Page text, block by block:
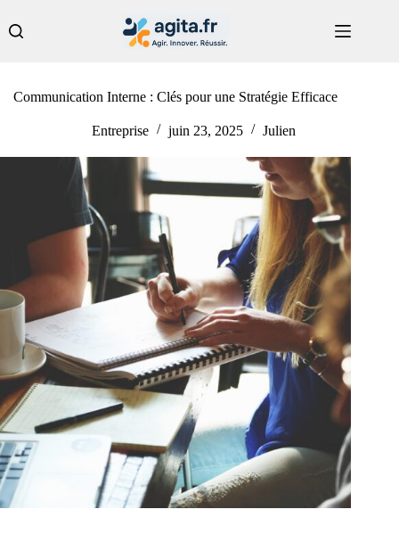
au
contenu
Communication Interne : Clés pour une Stratégie Efficace
Entreprise juin 23, 2025 Julien